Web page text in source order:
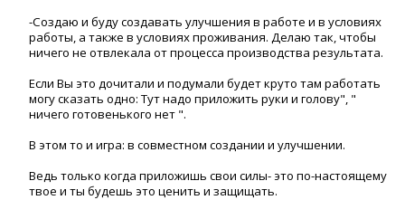
-Создаю и буду создавать улучшения в работе и в условиях
работы, а также в условиях проживания. Делаю так, чтобы
ничего не отвлекала от процесса производства результата.
Если Вы это дочитали и подумали будет круто там работать
могу сказать одно: Тут надо приложить руки и голову", "
ничего готовенького нет ".
В этом то и игра: в совместном создании и улучшении.
Ведь только когда приложишь свои силы- это по-настоящему
твое и ты будешь это ценить и защищать.